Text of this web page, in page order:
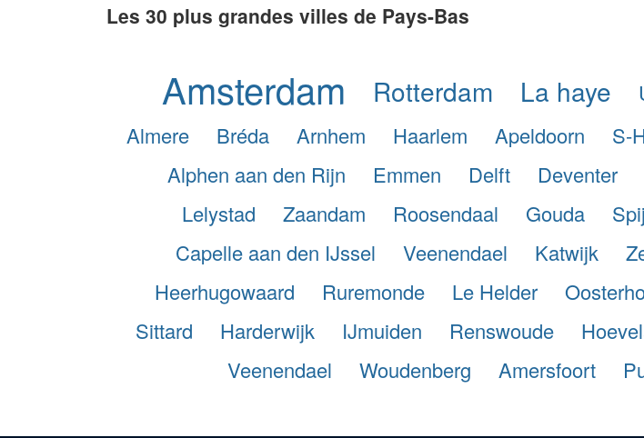
Les 30 plus grandes villes de Pays-Bas
Amsterdam Rotterdam La haye
Almere
Bréda Arnhem Haarlem Apeldoorn S-
Alphen aan den Rijn
Emmen Delft Deventer
Lelystad
Zaandam Roosendaal Gouda
Capelle aan den IJssel
Veenendael Katwijk
Heerhugowaard
Ruremonde Le Helder
Sittard
Harderwijk IJmuiden Renswoude
Veenendael
Woudenberg Amersfoort